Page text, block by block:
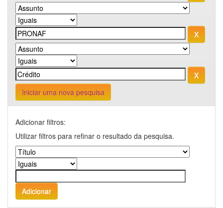
Iniciar uma nova pesquisa
Adicionar filtros:
Utilizar filtros para refinar o resultado da pesquisa.